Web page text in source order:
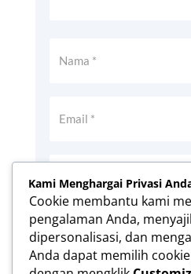
Simpan nama,
pada peramban ini
berikutnya.
Kami Menghargai Privasi
Cookie membantu kami
pengalaman Anda,
dipersonalisasi, dan
Anda dapat memilih